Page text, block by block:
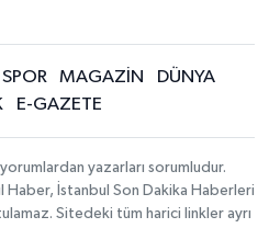
SPOR MAGAZİN
DÜNYA
E-GAZETE
yazarları sorumludur.
Haber, İstanbul Son Dakika Haberleri
Sitedeki tüm harici linkler ayrı